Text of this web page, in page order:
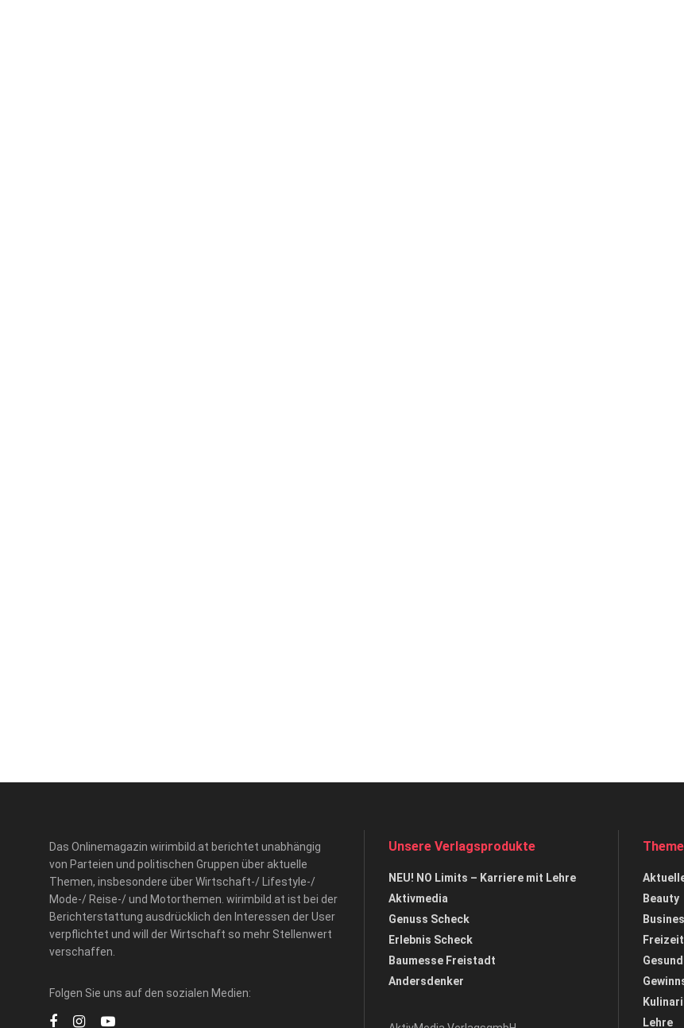
Das Onlinemagazin wirimbild.at berichtet unabhängig
von Parteien und politischen Gruppen über aktuelle
Themen, insbesondere über Wirtschaft-/ Lifestyle-/
Mode-/ Reise-/ und Motorthemen. wirimbild.at ist bei der
Berichterstattung ausdrücklich den Interessen der User
verpflichtet und will der Wirtschaft so mehr Stellenwert
verschaffen.
Folgen Sie uns auf den sozialen Medien:
Unsere Verlagsprodukte
NEU! NO Limits – Karriere mit Lehre
Aktivmedia
Genuss Scheck
Erlebnis Scheck
Baumesse Freistadt
Andersdenker
Beauty
Freizeit
Lehre